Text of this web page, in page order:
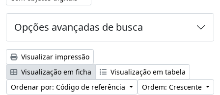
Opções avançadas de busca
Visualizar impressão
Visualização em ficha
Visualização em tabela
Ordenar por: Código de referência
Ordem: Crescente